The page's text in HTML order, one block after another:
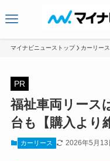
マイナビニューストップ カーリー
PR
福祉車両リース
台も【購入より
カーリース 2026年5月13